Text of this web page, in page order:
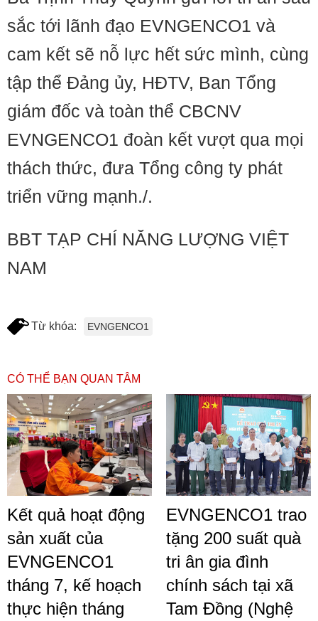
sắc tới lãnh đạo EVNGENCO1 và
cam kết sẽ nỗ lực hết sức mình, cùng
tập thể Đảng ủy, HĐTV, Ban Tổng
giám đốc và toàn thể CBCNV
EVNGENCO1 đoàn kết vượt qua mọi
thách thức, đưa Tổng công ty phát
triển vững mạnh./.
BBT TẠP CHÍ NĂNG LƯỢNG VIỆT
NAM
Từ khóa: EVNGENCO1
CÓ THỂ BẠN QUAN TÂM
Kết quả hoạt động
sản xuất của
EVNGENCO1
tháng 7, kế hoạch
thực hiện tháng
EVNGENCO1 trao
tặng 200 suất quà
tri ân gia đình
chính sách tại xã
Tam Đồng (Nghệ